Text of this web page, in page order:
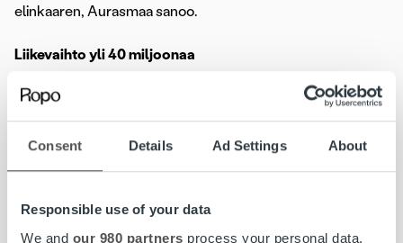
Consent Details Ad Settings About
Responsible use of your data
We and our 980 partners process your personal data,
elinkaaren, Aurasmaa sanoo.
Liikevaihto yli 40 miljoonaa
Kaupan myötä Trust Kapitalin omistuspohja laajenee, kun
Enfon pääomistaja KPY tekee merkittävän sijoituksen
yhtiöön. Trust Kapitalin omistus jakautuu kaupan
suomalaisten yksityissijoittajien kesken.